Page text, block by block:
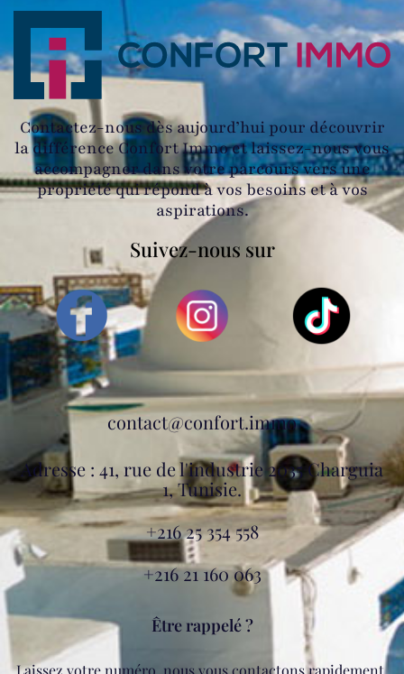
Contactez-nous dès aujourd’hui pour découvrir
la différence Confort Immo et laissez-nous vous
accompagner dans votre parcours vers une
propriété qui répond à vos besoins et à vos
aspirations.
Suivez-nous sur
contact@confort.immo
Adresse : 41, rue de l'industrie 2035 Charguia
1, Tunisie.
+216 25 354 558
+216 21 160 063
Être rappelé ?
Laissez votre numéro, nous vous contactons rapidement.